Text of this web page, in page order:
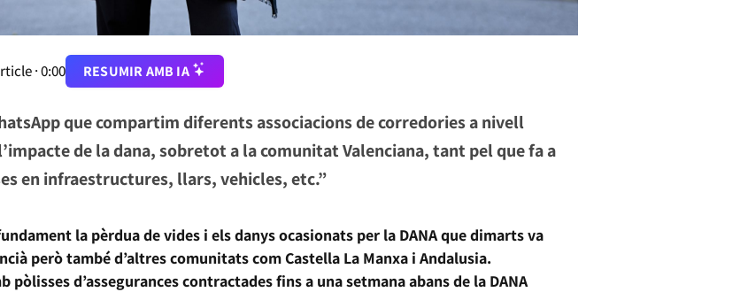
·0:00 RESUMIR AMB IA
que compartim diferents associacions de corredories a nivell
de la dana, sobretot a la comunitat Valenciana, tant pel que fa a
en infraestructures, llars, vehicles, etc.”
la pèrdua de vides i els danys ocasionats per la DANA que dimarts va
però també d’altres comunitats com Castella La Manxa i Andalusia.
pòlisses d’assegurances contractades fins a una setmana abans de la DANA